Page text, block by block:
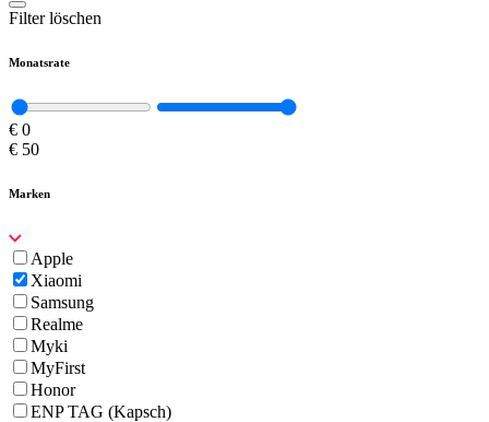
Filter löschen
Monatsrate
€ 0
€ 50
Marken
Apple
Xiaomi
Samsung
Realme
Myki
MyFirst
Honor
ENP TAG (Kapsch)